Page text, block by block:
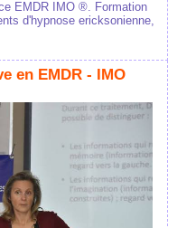
EMDR IMO ®. Formation
d'hypnose ericksonienne,
en EMDR - IMO